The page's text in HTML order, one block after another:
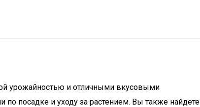
урожайностью и отличными вкусовыми
по посадке и уходу за растением. Вы также найдете